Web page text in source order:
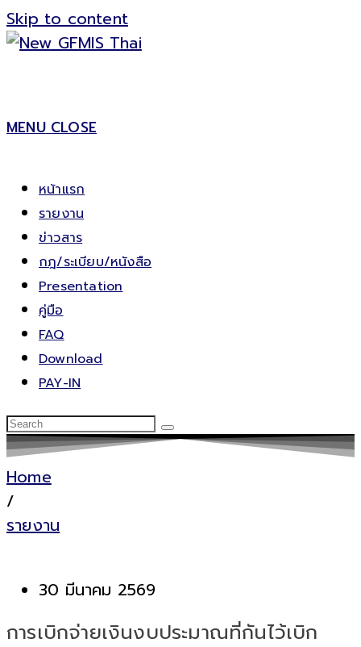
Skip to content
MENU CLOSE
หน้าแรก
รายงาน
ข่าวสาร
กฎ/ระเบียบ/หนังสือ
Presentation
คู่มือ
FAQ
Download
PAY-IN
Home
/
รายงาน
30 มีนาคม 2569
การเบิกจ่ายเงินงบประมาณที่กันไว้เบิก